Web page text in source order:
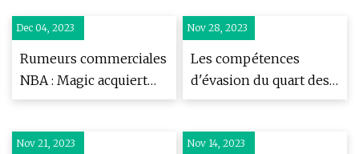
Dec 04, 2023
Rumeurs commerciales
NBA : Magic acquiert
Tyler Herro de Heat
proposition
Nov 28, 2023
Les compétences
d'évasion du quart des
Jaguars Nathan Rourke
d'approbation de
Nov 21, 2023 Nov 14, 2023